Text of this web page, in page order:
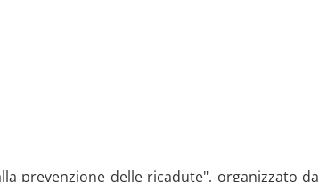
prevenzione delle ricadute", organizzato da